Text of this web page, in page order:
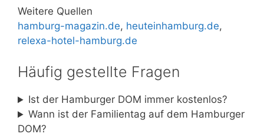
Weitere Quellen
hamburg-magazin.de, heuteinhamburg.de,
relexa-hotel-hamburg.de
Häufig gestellte Fragen
Ist der Hamburger DOM immer kostenlos?
Wann ist der Familientag auf dem Hamburger
DOM?